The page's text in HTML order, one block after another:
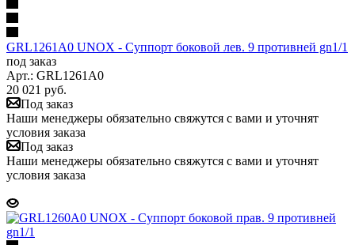
GRL1261A0 UNOX - Суппорт боковой лев. 9 противней gn1/1
под заказ
Арт.: GRL1261A0
20 021 руб.
Под заказ
Наши менеджеры обязательно свяжутся с вами и уточнят
условия заказа
Под заказ
Наши менеджеры обязательно свяжутся с вами и уточнят
условия заказа